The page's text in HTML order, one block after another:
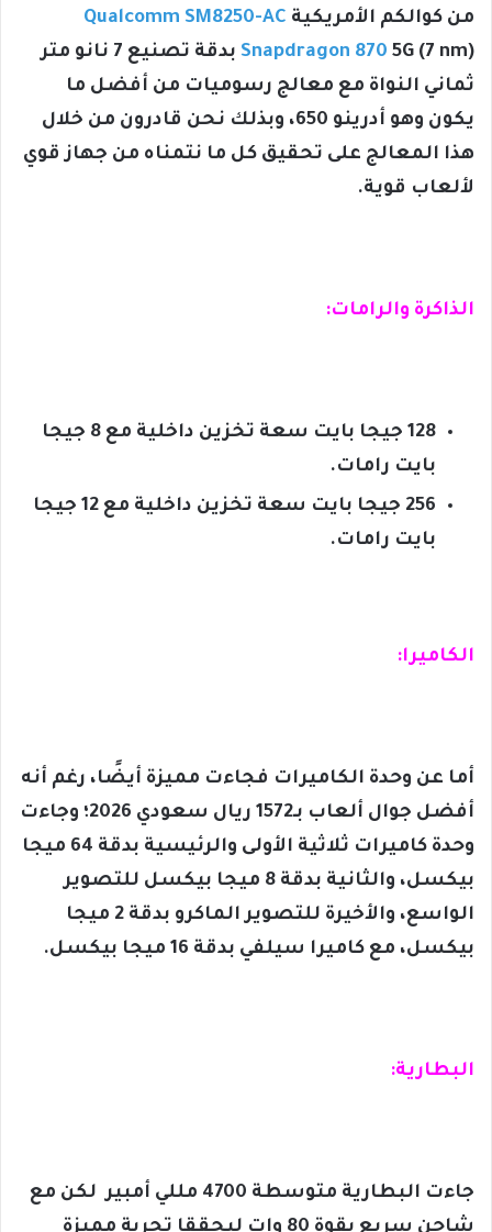
من كوالكم الأمريكية Qualcomm SM8250-AC
Snapdragon 870
5G (7 nm) بدقة تصنيع 7 نانو متر
ثماني النواة مع معالج رسوميات من أفضل ما
يكون وهو أدرينو 650، وبذلك نحن قادرون من خلال
هذا المعالج على تحقيق كل ما نتمناه من جهاز قوي
لألعاب قوية.
الذاكرة والرامات:
128 جيجا بايت سعة تخزين داخلية مع 8 جيجا
بايت رامات.
256 جيجا بايت سعة تخزين داخلية مع 12 جيجا
بايت رامات.
الكاميرا:
أما عن وحدة الكاميرات فجاءت مميزة أيضًا، رغم أنه
أفضل جوال ألعاب بـ1572 ريال سعودي 2026؛ وجاءت
وحدة كاميرات ثلاثية الأولى والرئيسية بدقة 64 ميجا
بيكسل، والثانية بدقة 8 ميجا بيكسل للتصوير
الواسع، والأخيرة للتصوير الماكرو بدقة 2 ميجا
بيكسل، مع كاميرا سيلفي بدقة 16 ميجا بيكسل.
البطارية:
جاءت البطارية متوسطة 4700 مللي أمبير لكن مع